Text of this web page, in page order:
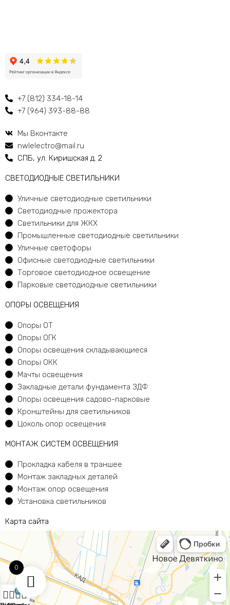
+7 (812) 334-18-14
+7 (964) 393-88-88
Мы Вконтакте
nwlelectro@mail.ru
СПБ, ул. Киришская д. 2
CВЕТОДИОДНЫЕ СВЕТИЛЬНИКИ
Уличные светодиодные светильники
Светодиодные прожектора
Светильники для ЖКХ
Промышленные светодиодные светильники
Уличные светофоры
Офисные светодиодные светильники
Торговое светодиодное освещение
Парковые светодиодные светильники
ОПОРЫ ОСВЕЩЕНИЯ
Опоры ОТ
Опоры ОГК
Опоры освещения складывающиеся
Опоры ОКК
Мачты освещения
Закладные детали фундамента ЗДФ
Опоры освещения садово-парковые
Кронштейны для светильников
Цоколь опор освещения
МОНТАЖ СИСТЕМ ОСВЕЩЕНИЯ
Прокладка кабеля в траншее
Монтаж закладных деталей
Монтаж опор освещения
Установка светильников
Карта сайта
0
0